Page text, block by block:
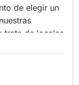
de elegir un
trata de locales